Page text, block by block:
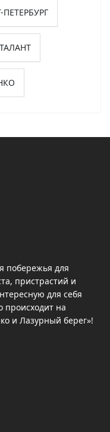
ПЕТЕРБУРГ
ТАЛАНТ
побережья для
пристрастий и
для себя
на
и Лазурный берег»!